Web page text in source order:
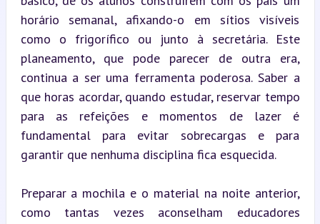
horário semanal, afixando-o em sítios visíveis
como o frigorífico ou junto à secretária. Este
planeamento, que pode parecer de outra era,
continua a ser uma ferramenta poderosa. Saber a
que horas acordar, quando estudar, reservar tempo
para as refeições e momentos de lazer é
fundamental para evitar sobrecargas e para
garantir que nenhuma disciplina fica esquecida.
Preparar a mochila e o material na noite anterior,
como tantas vezes aconselham educadores